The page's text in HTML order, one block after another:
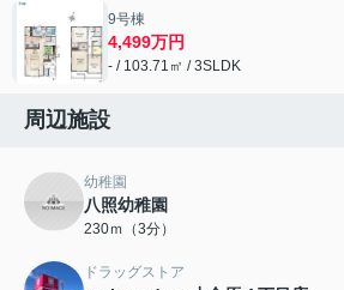
9号棟
4,499万円
- / 103.71㎡ / 3SLDK
周辺施設
幼稚園
八照幼稚園
230ｍ（3分）
ドラッグストア